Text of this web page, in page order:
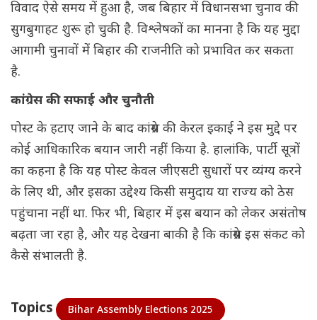
विवाद ऐसे समय में हुआ है, जब बिहार में विधानसभा चुनाव की
सुगबुगाहट शुरू हो चुकी है. विश्लेषकों का मानना है कि यह मुद्दा
आगामी चुनावों में बिहार की राजनीति को प्रभावित कर सकता
है.
कांग्रेस की सफाई और चुनौती
पोस्ट के हटाए जाने के बाद कांग्रेस की केरल इकाई ने इस मुद्दे पर
कोई आधिकारिक बयान जारी नहीं किया है. हालांकि, पार्टी सूत्रों
का कहना है कि यह पोस्ट केवल जीएसटी सुधारों पर व्यंग्य करने
के लिए थी, और इसका उद्देश्य किसी समुदाय या राज्य को ठेस
पहुंचाना नहीं था. फिर भी, बिहार में इस बयान को लेकर असंतोष
बढ़ता जा रहा है, और यह देखना बाकी है कि कांग्रेस इस संकट को
कैसे संभालती है.
Topics Bihar Assembly Elections 2025